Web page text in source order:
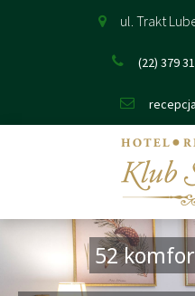
ul. Trakt
(22) 379
52